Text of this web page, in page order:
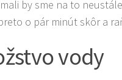
by sme na to
o pár minút skôr a
vody